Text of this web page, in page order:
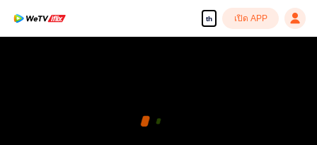
th เปิด APP